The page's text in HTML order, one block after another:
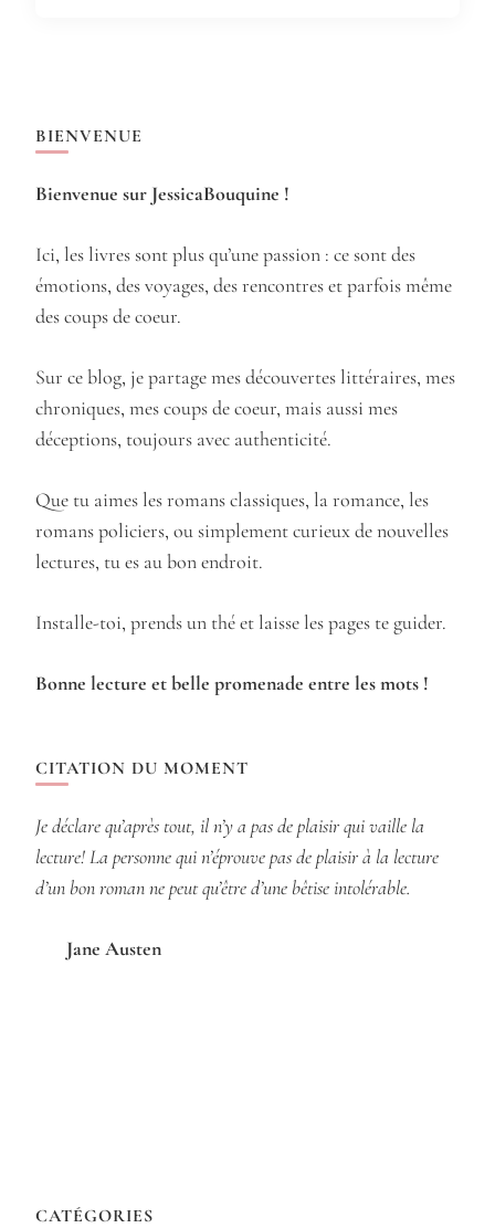
BIENVENUE
Bienvenue sur JessicaBouquine !
Ici, les livres sont plus qu’une passion : ce sont des
émotions, des voyages, des rencontres et parfois même
des coups de coeur.
Sur ce blog, je partage mes découvertes littéraires, mes
chroniques, mes coups de coeur, mais aussi mes
déceptions, toujours avec authenticité.
Que tu aimes les romans classiques, la romance, les
romans policiers, ou simplement curieux de nouvelles
lectures, tu es au bon endroit.
Installe-toi, prends un thé et laisse les pages te guider.
Bonne lecture et belle promenade entre les mots !
CITATION DU MOMENT
Je déclare qu’après tout, il n’y a pas de plaisir qui vaille la
lecture! La personne qui n’éprouve pas de plaisir à la lecture
d’un bon roman ne peut qu’être d’une bêtise intolérable.
Jane Austen
CATÉGORIES